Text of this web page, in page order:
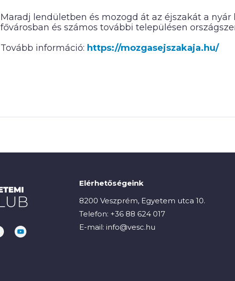
Maradj lendületben és mozogd át az éjszakát a
fővárosban és számos további településen
Tovább információ: https://mozgasejszakaja.hu/
Elérhetőségeink
8200 Veszprém, Egyetem utca 10.
Telefon: +36 88 624 017
E-mail: info@vesc.hu